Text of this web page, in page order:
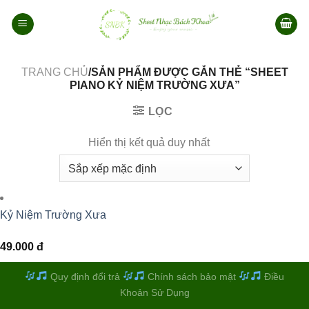
qua
TRANG CHỦ/SẢN PHẨM ĐƯỢC GẮN THẺ “SHEET
PIANO KỶ NIỆM TRƯỜNG XƯA”
LỌC
Hiển thị kết quả duy nhất
Kỷ Niệm Trường Xưa
49.000 đ
Quy định đổi trả Chính sách bảo mật
Điều
Khoản Sử Dụng